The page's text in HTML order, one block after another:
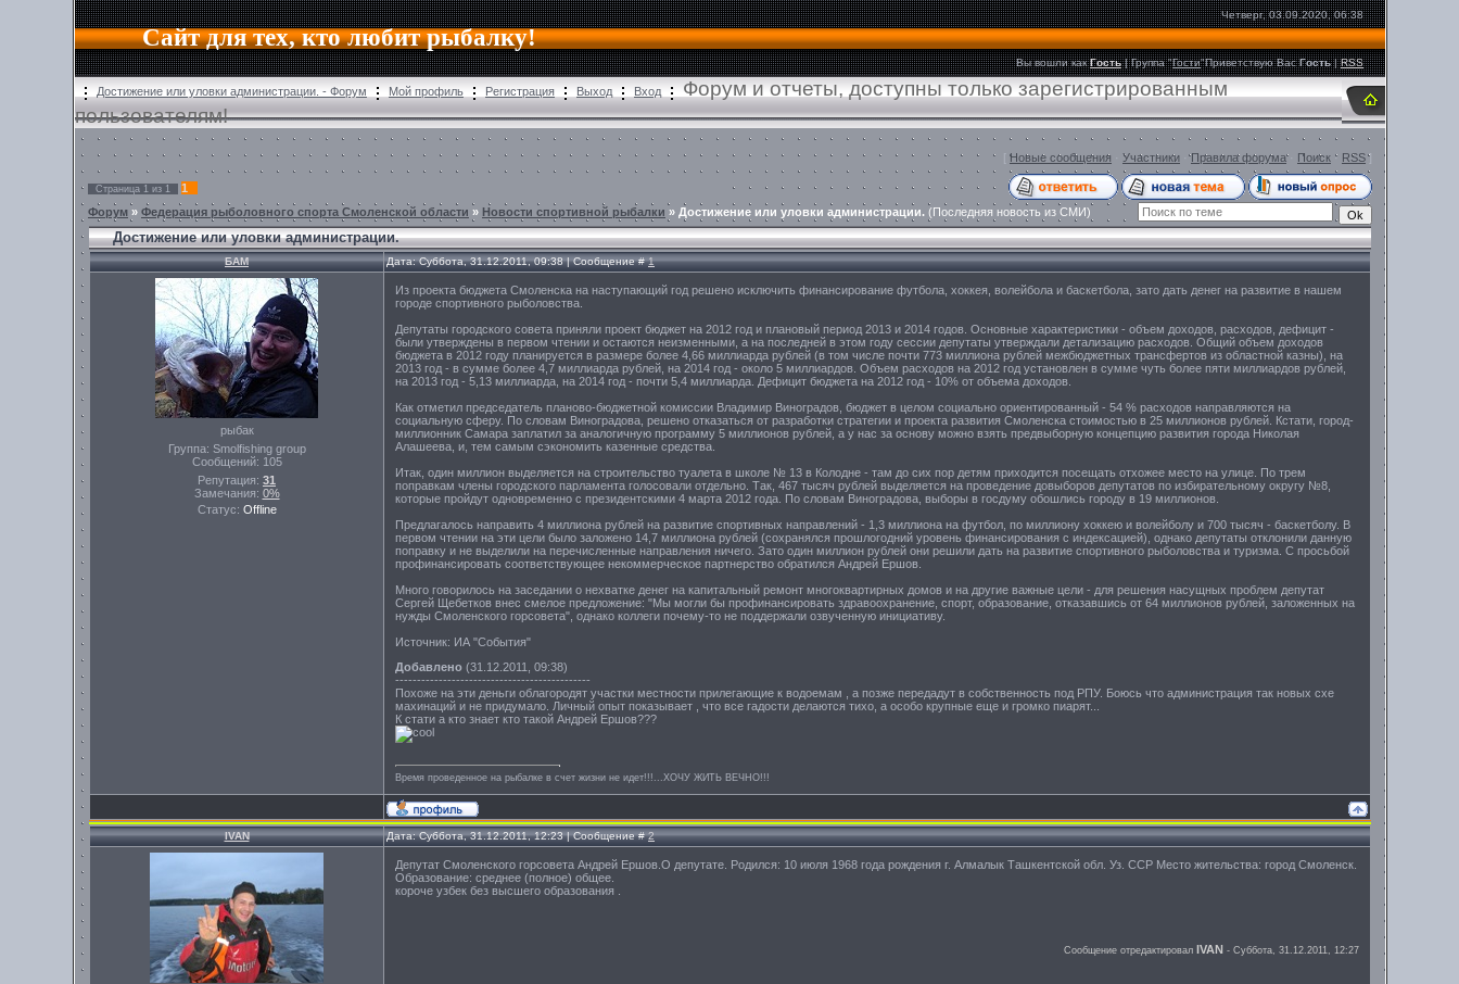
Сайт для тех, кто любит рыбалку!
Четверг, 03.09.2020, 06:38
Вы вошли как Гость|Группа"Гости"Приветствую Вас Гость |RSS
Достижение или уловки администрации. - Форум Мой профиль Регистрация Выход Вход
Форум и отчеты, доступны только зарегистрированным
пользователям!
[ Новые сообщения Участники ·Правила форума· Поиск · RSS]
Страница 1 из 1
1
Форум » Федерация рыболовного спорта Смоленской области » Новости спортивной рыбалки » Достижение или уловки администрации. (Последняя новость из СМИ)
Достижение или уловки администрации.
БАМ Дата: Суббота, 31.12.2011, 09:38 | Сообщение #1
рыбак
Группа: Smolfishing group
Сообщений: 105
Репутация: 31
Замечания: 0%
Статус: Offline
Из проекта бюджета Смоленска на наступающий год решено исключить финансирование футбола, хоккея, волейбола и баскетбола, зато дать денег на развитие в нашем
городе спортивного рыболовства.
Депутаты городского совета приняли проект бюджет на 2012 год и плановый период 2013 и 2014 годов. Основные характеристики - объем доходов, расходов, дефицит -
были утверждены в первом чтении и остаются неизменными, а на последней в этом году сессии депутаты утверждали детализацию расходов. Общий объем доходов
бюджета в 2012 году планируется в размере более 4,66 миллиарда рублей (в том числе почти 773 миллиона рублей межбюджетных трансфертов из областной казны), на
2013 год - в сумме более 4,7 миллиарда рублей, на 2014 год - около 5 миллиардов. Объем расходов на 2012 год установлен в сумме чуть более пяти миллиардов рублей,
на 2013 год - 5,13 миллиарда, на 2014 год - почти 5,4 миллиарда. Дефицит бюджета на 2012 год - 10% от объема доходов.
Как отметил председатель планово-бюджетной комиссии Владимир Виноградов, бюджет в целом социально ориентированный - 54 % расходов направляются на
социальную сферу. По словам Виноградова, решено отказаться от разработки стратегии и проекта развития Смоленска стоимостью в 25 миллионов рублей. Кстати, город-
миллионник Самара заплатил за аналогичную программу 5 миллионов рублей, а у нас за основу можно взять предвыборную концепцию развития города Николая
Алашеева, и, тем самым сэкономить казенные средства.
Итак, один миллион выделяется на строительство туалета в школе № 13 в Колодне - там до сих пор детям приходится посещать отхожее место на улице. По трем
поправкам члены городского парламента голосовали отдельно. Так, 467 тысяч рублей выделяется на проведение довыборов депутатов по избирательному округу №8,
которые пройдут одновременно с президентскими 4 марта 2012 года. По словам Виноградова, выборы в госдуму обошлись городу в 19 миллионов.
Предлагалось направить 4 миллиона рублей на развитие спортивных направлений - 1,3 миллиона на футбол, по миллиону хоккею и волейболу и 700 тысяч - баскетболу. В
первом чтении на эти цели было заложено 14,7 миллиона рублей (сохранялся прошлогодний уровень финансирования с индексацией), однако депутаты отклонили данную
поправку и не выделили на перечисленные направления ничего. Зато один миллион рублей они решили дать на развитие спортивного рыболовства и туризма. С просьбой
профинансировать соответствующее некоммерческое партнерство обратился Андрей Ершов.
Много говорилось на заседании о нехватке денег на капитальный ремонт многоквартирных домов и на другие важные цели - для решения насущных проблем депутат
Сергей Щебетков внес смелое предложение: "Мы могли бы профинансировать здравоохранение, спорт, образование, отказавшись от 64 миллионов рублей, заложенных на
нужды Смоленского горсовета", однако коллеги почему-то не поддержали озвученную инициативу.
Источник: ИА "Cобытия"
Добавлено (31.12.2011, 09:38)
---------------------------------------------
Похоже на эти деньги облагородят участки местности прилегающие к водоемам , а позже передадут в собственность под РПУ. Боюсь что администрация так новых схе
махинаций и не придумало. Личный опыт показывает , что все гадости делаются тихо, а особо крупные еще и громко пиарят...
К стати а кто знает кто такой Андрей Ершов???
Время проведенное на рыбалке в счет жизни не идет!!!...ХОЧУ ЖИТЬ ВЕЧНО!!!
IVAN Дата: Суббота, 31.12.2011, 12:23 | Сообщение #2
Депутат Смоленского горсовета Андрей Ершов.О депутате. Родился: 10 июля 1968 года рождения г. Алмалык Ташкентской обл. Уз. ССР Место жительства: город Смоленск.
Образование: среднее (полное) общее.
короче узбек без высшего образования .
Сообщение отредактировал IVAN - Суббота, 31.12.2011, 12:27